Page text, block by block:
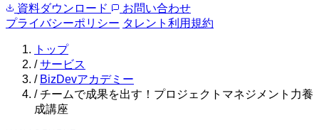
資料ダウンロード
お問い合わせ
プライバシーポリシー タレント利用規約
トップ
/ サービス
/ BizDevアカデミー
/ チームで成果を出す！プロジェクトマネジメント力養
成講座